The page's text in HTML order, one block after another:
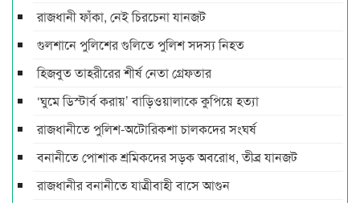
রাজধানী ফাঁকা, নেই চিরচেনা যানজট
গুলশানে পুলিশের গুলিতে পুলিশ সদস্য নিহত
হিজবুত তাহরীরের শীর্ষ নেতা গ্রেফতার
‘ঘুমে ডিস্টার্ব করায়’ বাড়িওয়ালাকে কুপিয়ে হত্যা
রাজধানীতে পুলিশ-অটোরিকশা চালকদের সংঘর্ষ
বনানীতে পোশাক শ্রমিকদের সড়ক অবরোধ, তীব্র যানজট
রাজধানীর বনানীতে যাত্রীবাহী বাসে আগুন